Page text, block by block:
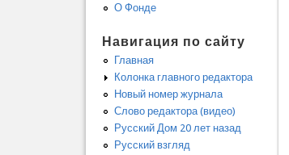
О Фонде
Навигация по сайту
Главная
Колонка главного редактора
Новый номер журнала
Слово редактора (видео)
Русский Дом 20 лет назад
Русский взгляд